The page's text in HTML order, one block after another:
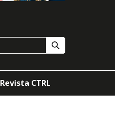
Revista CTRL